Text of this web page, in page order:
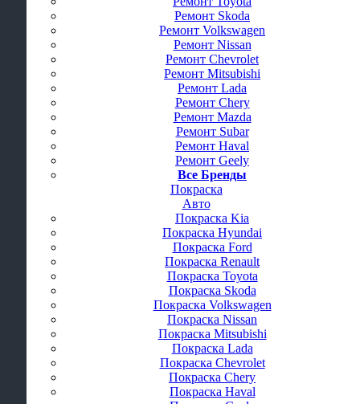
Ремонт Skoda
Ремонт Volkswagen
Ремонт Nissan
Ремонт Chevrolet
Ремонт Mitsubishi
Ремонт Lada
Ремонт Chery
Ремонт Mazda
Ремонт Subar
Ремонт Haval
Ремонт Geely
Все Бренды
Покраска
Авто
Покраска Kia
Покраска Hyundai
Покраска Ford
Покраска Renault
Покраска Toyota
Покраска Skoda
Покраска Volkswagen
Покраска Nissan
Покраска Mitsubishi
Покраска Lada
Покраска Chevrolet
Покраска Chery
Покраска Haval